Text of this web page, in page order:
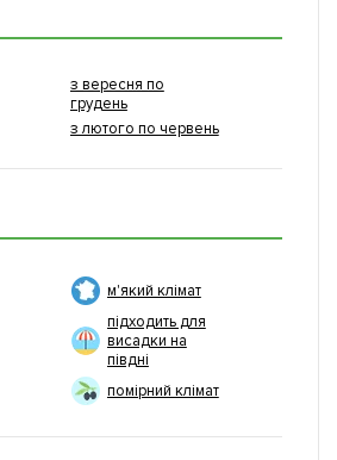
з вересня по
грудень
з лютого по червень
м'який клімат
підходить для
висадки на
півдні
помірний клімат